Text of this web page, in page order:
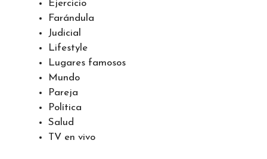
Ejercicio
Farándula
Judicial
Lifestyle
Lugares famosos
Mundo
Pareja
Política
Salud
TV en vivo